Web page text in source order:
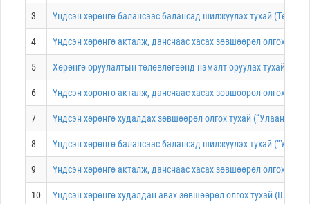
3 Үндсэн хөрөнгө балансаас балансад шилжүүлэх тухай
4 Үндсэн хөрөнгө акталж, данснаас хасах зөвшөөрөл олгох
5 Хөрөнгө оруулалтын төлөвлөгөөнд нэмэлт оруулах тухай
6 Үндсэн хөрөнгө акталж, данснаас хасах зөвшөөрөл олгох
7 Үндсэн хөрөнгө худалдах зөвшөөрөл олгох тухай
8 Үндсэн хөрөнгө балансаас балансад шилжүүлэх тухай
9 Үндсэн хөрөнгө акталж, данснаас хасах зөвшөөрөл олгох
10 Үндсэн хөрөнгө худалдан авах зөвшөөрөл олгох тухай